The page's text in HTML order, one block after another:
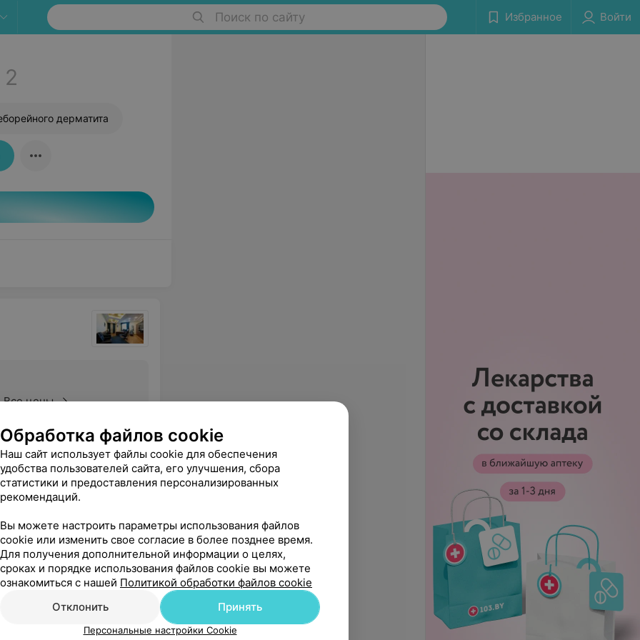
Поиск по сайту Избранное Войти
2
дерматита
Все цены
благодарна доктору. Всем советую! Спасибо большое всему коллективу! Еще
Обработка файлов cookie
Наш сайт использует файлы cookie для обеспечения
удобства пользователей сайта, его улучшения, сбора
статистики и предоставления персонализированных
рекомендаций.
Вы можете настроить параметры использования файлов
cookie или изменить свое согласие в более позднее время.
Для получения дополнительной информации о целях,
сроках и порядке использования файлов cookie вы можете
ознакомиться с нашей Политикой обработки файлов cookie
Отклонить
Принять
Персональные настройки Cookie